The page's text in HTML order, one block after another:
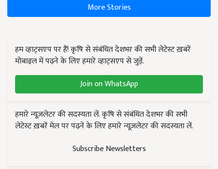
More Stories
हम व्हाट्सएप पर हैं! कृषि से संबंधित देशभर की सभी लेटेस्ट ख़बरें
मोबाइल में पढ़ने के लिए हमारे व्हाट्सएप से जुड़ें.
Join on WhatsApp
हमारे न्यूज़लेटर की सदस्यता लें. कृषि से संबंधित देशभर की सभी
लेटेस्ट ख़बरें मेल पर पढ़ने के लिए हमारे न्यूज़लेटर की सदस्यता लें.
Subscribe Newsletters